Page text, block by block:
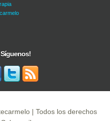
Síguenos!
| Todos los derechos